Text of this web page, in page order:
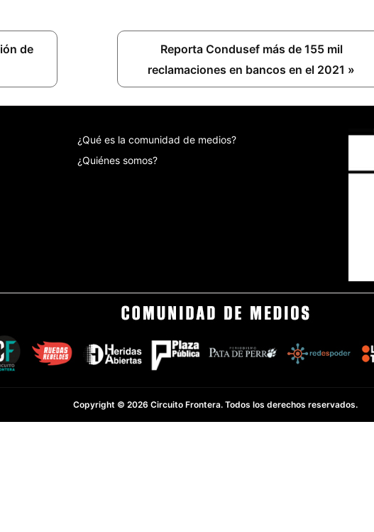
de
Next
Post:
Reporta Condusef más de 155 mil
reclamaciones en bancos en el 2021 »
¿Qué es la comunidad de medios?
¿Quiénes somos?
Copyright © 2026 Circuito Frontera. Todos los derechos reservados.